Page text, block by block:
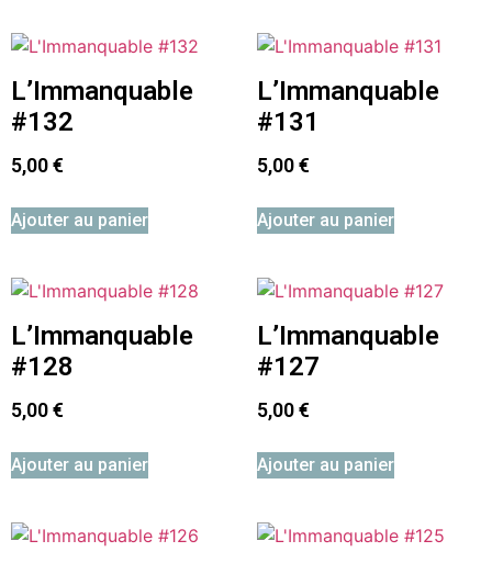
L’Immanquable
#132
5,00€
Ajouter au panier
L’Immanquable
#131
5,00€
Ajouter au panier
L’Immanquable
#128
5,00€
Ajouter au panier
L’Immanquable
#127
5,00€
Ajouter au panier